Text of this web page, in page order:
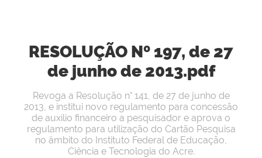
RESOLUÇÃO Nº 197, de 27
de junho de 2013.pdf
Revoga a Resolução n° 141, de 27 de junho de
2013, e institui novo regulamento para concessão
de auxílio financeiro a pesquisador e aprova o
regulamento para utilização do Cartão Pesquisa
no âmbito do Instituto Federal de Educação,
Ciência e Tecnologia do Acre.